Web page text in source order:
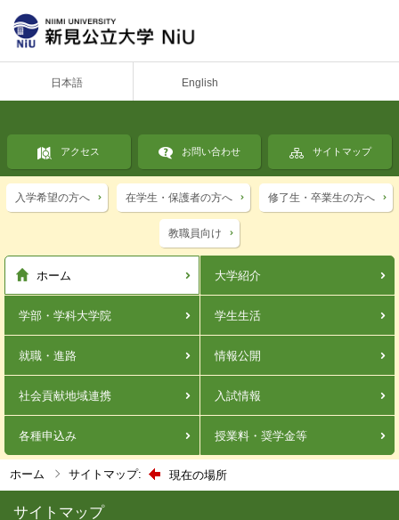
日本語 English
アクセス お問い合わせ サイトマップ
入学希望の方へ 在学生・保護者の方へ 修了生・卒業生の方へ
教職員向け
ホーム 大学紹介
学部・学科大学院 学生生活
就職・進路 情報公開
社会貢献地域連携 入試情報
各種申込み 授業料・奨学金等
ホーム サイトマップ: 現在の場所
サイトマップ